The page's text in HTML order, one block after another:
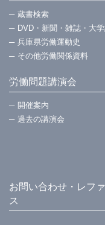
蔵書検索
DVD・新聞・雑誌・大
兵庫県労働運動史
その他労働関係資料
労働問題講演会
開催案内
過去の講演会
お問い合わせ・レフ
ス